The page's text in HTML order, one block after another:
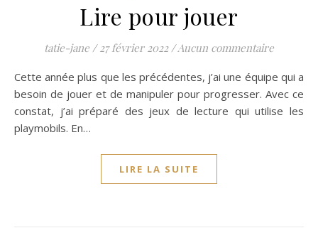
Lire pour jouer
tatie-jane / 27 février 2022 /Aucun commentaire
Cette année plus que les précédentes, j’ai une équipe qui a
besoin de jouer et de manipuler pour progresser. Avec ce
constat, j’ai préparé des jeux de lecture qui utilise les
playmobils. En…
LIRE LA SUITE